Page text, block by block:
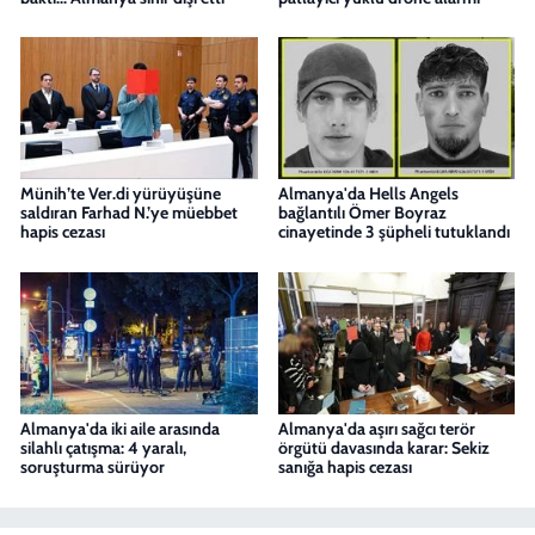
Münih’te Ver.di yürüyüşüne
saldıran Farhad N.’ye müebbet
hapis cezası
Almanya'da Hells Angels
bağlantılı Ömer Boyraz
cinayetinde 3 şüpheli tutuklandı
Almanya'da iki aile arasında
silahlı çatışma: 4 yaralı,
soruşturma sürüyor
Almanya'da aşırı sağcı terör
örgütü davasında karar: Sekiz
sanığa hapis cezası